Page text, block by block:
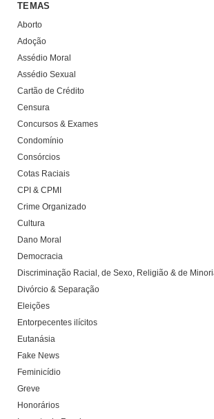
TEMAS
Aborto
Adoção
Assédio Moral
Assédio Sexual
Cartão de Crédito
Censura
Concursos & Exames
Condomínio
Consórcios
Cotas Raciais
CPI & CPMI
Crime Organizado
Cultura
Dano Moral
Democracia
Discriminação Racial, de Sexo, Religião & de
Divórcio & Separação
Eleições
Entorpecentes ilícitos
Eutanásia
Fake News
Feminicídio
Greve
Honorários